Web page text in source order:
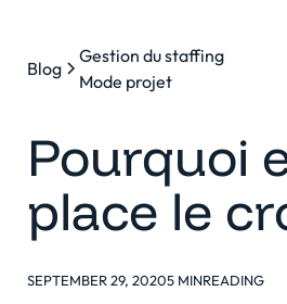
Blog
Gestion du staffing
Mode projet
Pourquoi
place le
SEPTEMBER 29, 20205 MINREADING